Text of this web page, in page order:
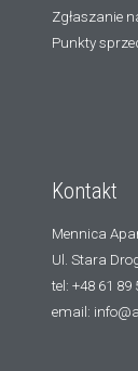
Zgłaszanie
Punkty
Kontakt
Mennica
Ul. Stara
tel: +48 61 89
email: